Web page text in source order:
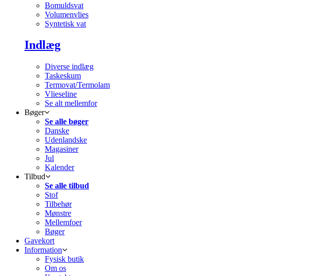
Bomuldsvat
Volumenvlies
Syntetisk vat
Indlæg
Diverse indlæg
Taskeskum
Termovat/Termolam
Vlieseline
Se alt mellemfor
Bøger
Se alle bøger
Danske
Udenlandske
Magasiner
Jul
Kalender
Tilbud
Se alle tilbud
Stof
Tilbehør
Mønstre
Mellemfoer
Bøger
Gavekort
Information
Fysisk butik
Om os